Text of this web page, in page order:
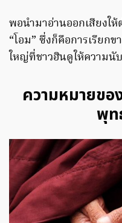
พอนำมาอ่านออกเสียงใ
“โอม” ซึ่งก็คือการเรียก
ใหญ่ที่ชาวฮินดูให้ความนั
ความหมายขอ
พุท